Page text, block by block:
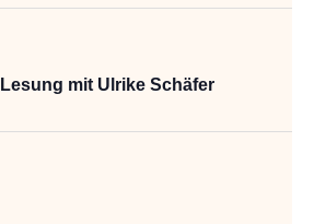
mit Ulrike Schäfer